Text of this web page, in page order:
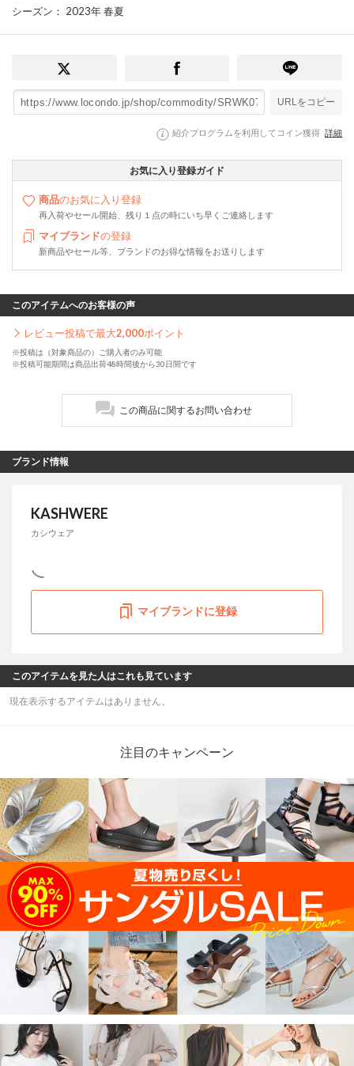
シーズン ： 2023年 春夏
URLをコピー
紹介プログラムを利用してコイン獲得 詳細
お気に入り登録ガイド
商品のお気に入り登録
再入荷やセール開始、残り１点の時にいち早くご連絡します
マイブランドの登録
新商品やセール等、ブランドのお得な情報をお送りします
このアイテムへのお客様の声
レビュー投稿で最大2,000ポイント
※投稿は（対象商品の）ご購入者のみ可能
※投稿可能期間は商品出荷48時間後から30日間です
この商品に関するお問い合わせ
ブランド情報
KASHWERE
カシウェア
マイブランドに登録
このアイテムを見た人はこれも見ています
現在表示するアイテムはありません。
注目のキャンペーン